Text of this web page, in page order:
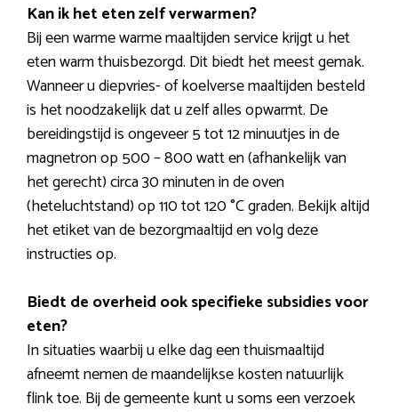
Kan ik het eten zelf verwarmen?
Bij een warme warme maaltijden service krijgt u het
eten warm thuisbezorgd. Dit biedt het meest gemak.
Wanneer u diepvries- of koelverse maaltijden besteld
is het noodzakelijk dat u zelf alles opwarmt. De
bereidingstijd is ongeveer 5 tot 12 minuutjes in de
magnetron op 500 – 800 watt en (afhankelijk van
het gerecht) circa 30 minuten in de oven
(heteluchtstand) op 110 tot 120 °C graden. Bekijk altijd
het etiket van de bezorgmaaltijd en volg deze
instructies op.
Biedt de overheid ook specifieke subsidies voor
eten?
In situaties waarbij u elke dag een thuismaaltijd
afneemt nemen de maandelijkse kosten natuurlijk
flink toe. Bij de gemeente kunt u soms een verzoek